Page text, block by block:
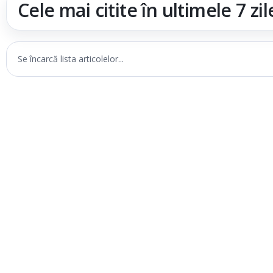
Cele mai citite în ultimele 7
Se încarcă lista articolelor...